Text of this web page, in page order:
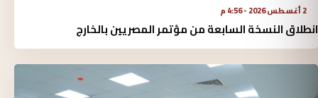
2 أغسطس 2026 - 4:56 م
انطلاق النسخة السابعة من مؤتمر المصريين بالخارج